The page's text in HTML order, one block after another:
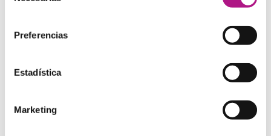
Preferencias
Estadística
Marketing
NUESTROS CURSOS